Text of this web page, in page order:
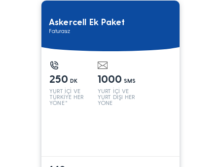
Askercell Ek Paket
Faturasız
250 DK
YURT İÇİ VE
TÜRKİYE HER
YÖNE*
1000 SMS
YURT İÇİ VE
YURT DIŞI HER
YÖNE